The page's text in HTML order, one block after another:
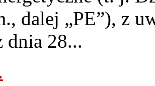
dalej „PE”), z
dnia 28...